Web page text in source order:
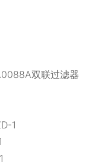
双联过滤器
1